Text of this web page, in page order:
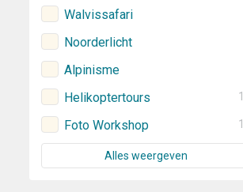
Walvissafari
Noorderlicht
Alpinisme
Helikoptertours
Foto Workshop
Alles weergeven